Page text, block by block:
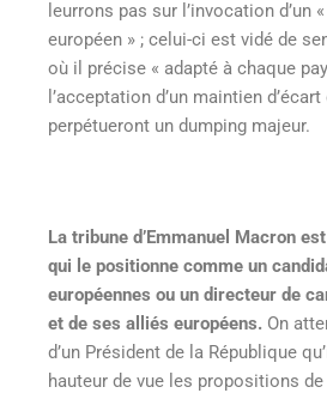
leurrons pas sur l’invocation d’un
européen » ; celui-ci est vidé de
où il précise « adapté à chaque
l’acceptation d’un maintien
perpétueront un dumping majeur.
La tribune d’Emmanuel Macron
qui le positionne comme un
européennes ou un directeur de
et de ses alliés européens. On
d’un Président de la République
hauteur de vue les propositions